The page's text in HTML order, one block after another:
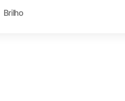
Brilho